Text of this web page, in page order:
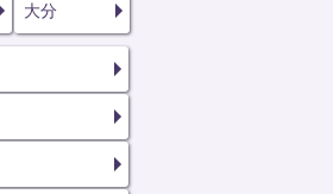
大分